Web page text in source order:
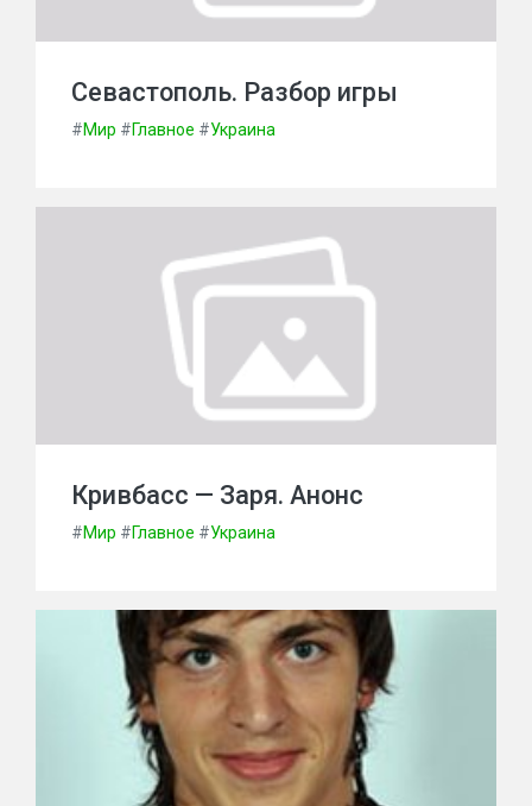
Севастополь. Разбор игры
#Мир #Главное #Украина
Кривбасс — Заря. Анонс
#Мир #Главное #Украина